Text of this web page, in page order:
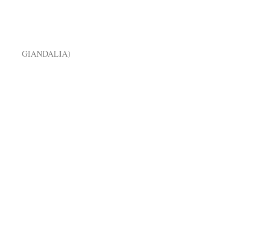
GIANDALIA)